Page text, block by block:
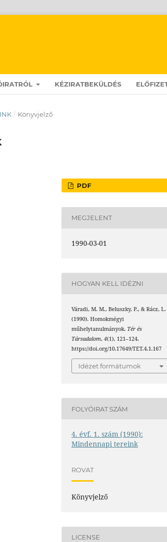
KÉZIRATBEKÜLDÉS
/ Könyvjelző
PDF
MEGJELENT
1990-03-01
HOGYAN KELL IDÉZNI
Váradi, M. M., Beluszky, P., & Rácz, L.
(1990). Homokmégyi
műhelytanulmányok. Tér és
Társadalom,4(1), 121–124.
https://doi.org/10.17649/TET.4.1.167
Idézet formátumok
FOLYÓIRAT SZÁM
4. évf. 1. szám (1990):
Mindennapi tereink
ROVAT
Könyvjelző
LICENSE